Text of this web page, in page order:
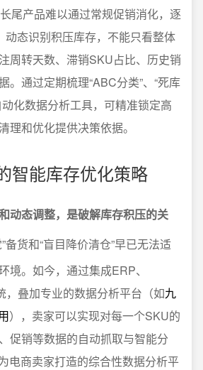
尾产品难以通过常规促销消化，逐
动态识别积压库存，不能只看整体
周转天数、滞销SKU占比、历史销
。通过定期梳理“ABC分类”、“死库
化数据分析工具，可精准锁定高
理和优化提供决策依据。
智能库存优化策略
动态调整，是破解库存积压的关
备货和“盲目降价清仓”早已无法适
境。如今，通过集成ERP、
，叠加专业的数据分析平台（如九
），卖家可以实现对每一个SKU的
促销等数据的自动抓取与智能分
电商卖家打造的综合性数据分析平